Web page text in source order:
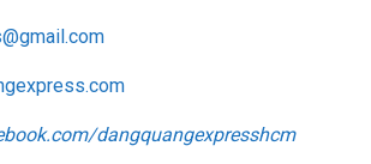
dangquangexpresshcm